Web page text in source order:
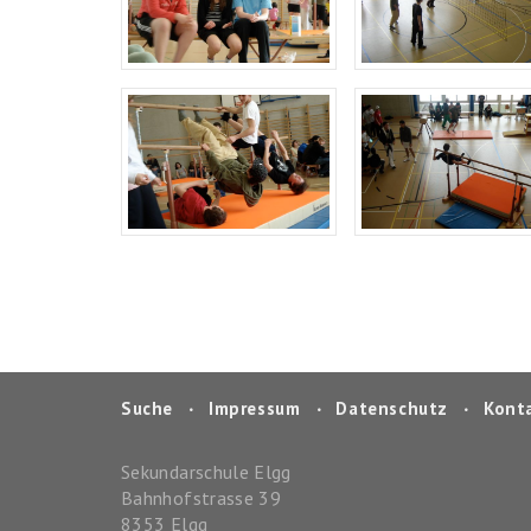
Suche ‧ Impressum ‧ Datenschutz ‧
Sekundarschule Elgg
Bahnhofstrasse 39
8353 Elgg